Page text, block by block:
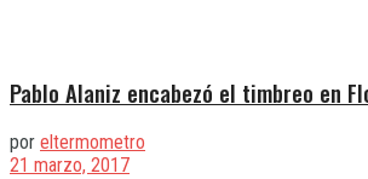
Pablo Alaniz encabezó el timbreo en
por eltermometro
21 marzo, 2017